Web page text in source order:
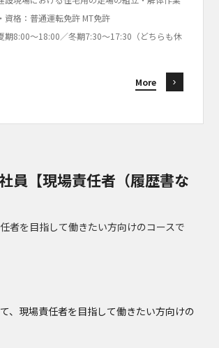
資格：普通運転免許 MT免許
期8:00〜18:00／冬期7:30〜17:30（どちらも休
More
員【現場責任者（履歴書な
者を目指して働きたい方向けのコースで
、現場責任者を目指して働きたい方向けの